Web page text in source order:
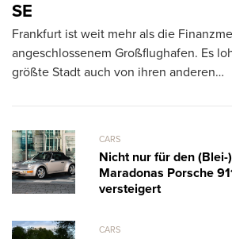
SE
Frankfurt ist weit mehr als die
angeschlossenem Großflughafen. Es
größte Stadt auch von ihren anderen…
CARS
Nicht nur für den
Maradonas Porsche
versteigert
CARS